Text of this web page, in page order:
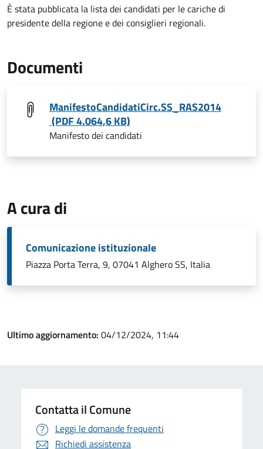
È stata pubblicata la lista dei candidati per le cariche di
presidente della regione e dei consiglieri regionali.
Documenti
ManifestoCandidatiCirc.SS_RAS2014
(PDF 4.064,6 KB)
Manifesto dei candidati
A cura di
Comunicazione istituzionale
Piazza Porta Terra, 9, 07041 Alghero SS, Italia
Ultimo aggiornamento: 04/12/2024, 11:44
Contatta il Comune
Leggi le domande frequenti
Richiedi assistenza